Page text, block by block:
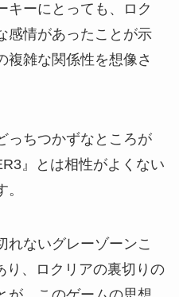
キーにとっても、ロク
感情があったことが示
複雑な関係性を想像さ
っちつかずなところが
』とは相性がよくない
れないグレーゾーンこ
り、ロクリアの裏切りの